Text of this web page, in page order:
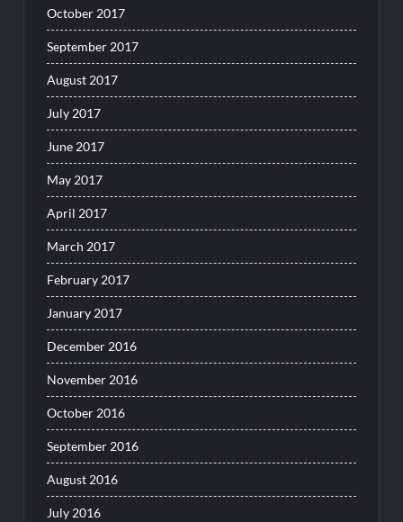
October 2017
September 2017
August 2017
July 2017
June 2017
May 2017
April 2017
March 2017
February 2017
January 2017
December 2016
November 2016
October 2016
September 2016
August 2016
July 2016